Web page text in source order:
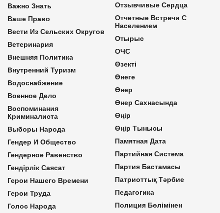
Важно Знать
Ваше Право
Вести Из Сельских Округов
Ветеринария
Внешняя Политика
Внутренний Туризм
Водоснабжение
Военное Дело
Воспоминания
Криминалиста
Выборы Народа
Гендер И Общество
Гендерное Равенство
Гендірлік Саясат
Герои Нашего Времени
Герои Труда
Голос Народа
Отзывчивые Сердца
Отчетные Встречи С
Населением
Отырыс
ОЧС
Өзекті
Өнеге
Өнер
Өнер Сахнасында
Өңір
Өңір Тынысы
Памятная Дата
Партийная Система
Партия Бастамасы
Патриоттық Тәрбие
Педагогика
Полиция Бөлімінен